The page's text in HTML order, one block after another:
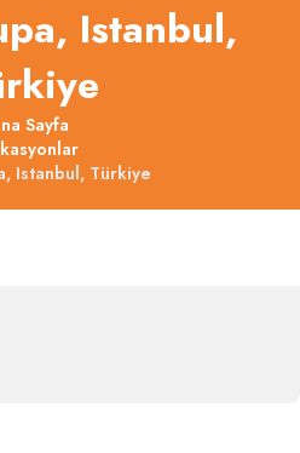
Istanbul,
Sayfa
Istanbul, Türkiye